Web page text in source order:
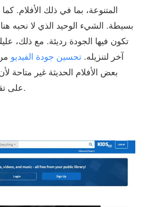
المتنوعة، بما في ذلك الأفلام. كما
بسيطة. الشيء الوحيد الذي لا نحبه
تكون فيها الجودة رديئة. مع ذلك،
آخر لتنزيله. تحسين جودة الفيديو
بعض الأفلام الحديثة غير متاحة
على تقديم الأفلام الأقدم.